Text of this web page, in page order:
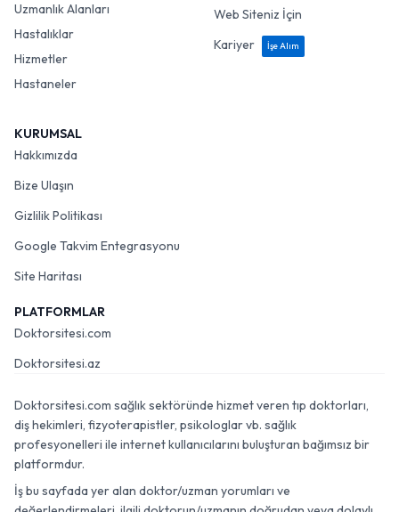
Uzmanlık Alanları
Hastalıklar
Hizmetler
Hastaneler
Web Siteniz İçin
Kariyer
İşe Alım
KURUMSAL
Hakkımızda
Bize Ulaşın
Gizlilik Politikası
Google Takvim Entegrasyonu
Site Haritası
PLATFORMLAR
Doktorsitesi.com
Doktorsitesi.az
Doktorsitesi.com sağlık sektöründe hizmet veren tıp doktorları,
diş hekimleri, fizyoterapistler, psikologlar vb. sağlık
profesyonelleri ile internet kullanıcılarını buluşturan bağımsız bir
platformdur.
İş bu sayfada yer alan doktor/uzman yorumları ve